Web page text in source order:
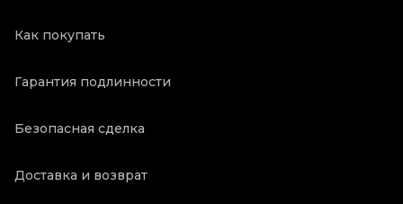
Как покупать
Гарантия подлинности
Безопасная сделка
Доставка и возврат